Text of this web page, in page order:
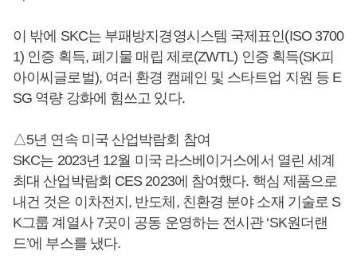
이 밖에 SKC는 부패방지경영시스템 국제표인(ISO 3700
1) 인증 획득, 폐기물 매립 제로(ZWTL) 인증 획득(SK피
아이씨글로벌), 여러 환경 캠페인 및 스타트업 지원 등 E
SG 역량 강화에 힘쓰고 있다.
△5년 연속 미국 산업박람회 참여
SKC는 2023년 12월 미국 라스베이거스에서 열린 세계
최대 산업박람회 CES 2023에 참여했다. 핵심 제품으로
내건 것은 이차전지, 반도체, 친환경 분야 소재 기술로 S
K그룹 계열사 7곳이 공동 운영하는 전시관 ‘SK원더랜
드’에 부스를 냈다.